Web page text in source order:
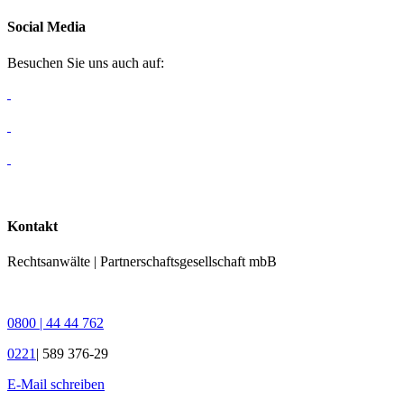
Social Media
Besuchen Sie uns auch auf:
Kontakt
Rechtsanwälte | Partnerschaftsgesellschaft mbB
0800 | 44 44 762
0221 | 589 376-29
E-Mail schreiben